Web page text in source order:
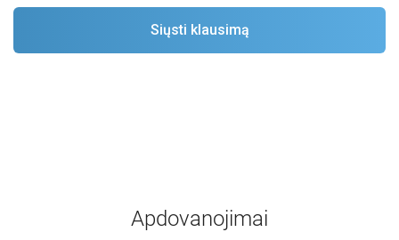
Apdovanojimai